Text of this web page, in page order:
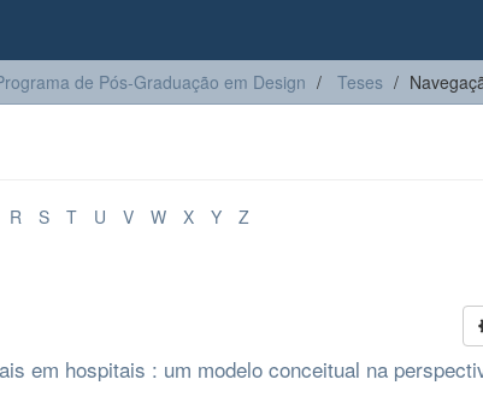
de Pós-Graduação em Design Teses
R S T U V W X Y Z
em hospitais : um modelo conceitual na